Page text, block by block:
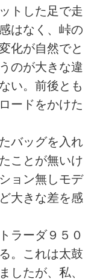
トした足で走
はなく、峠の
化が自然でと
のが大きな違
い。前後とも
ードをかけた
バッグを入れ
ことが無いけ
ョン無しモデ
大きな差を感
ラーダ９５０
。これは太鼓
したが、私、